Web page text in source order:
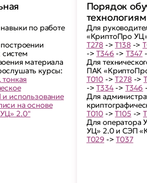
по работе
материала
курсы:
использование
на основе
2.0"
Порядок
Для
«КриптоПро
Т278 ->Т138->
->Т346 -> Т347
Для
ПАК
Т010 ->Т278->
->Т334-> Т346
Для
Т010 ->Т105 ->
Для оператора
УЦ» 2.0 и СЭП
Т029 ->Т037